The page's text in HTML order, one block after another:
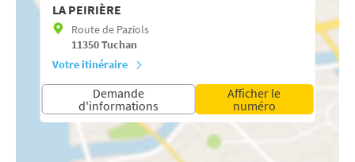
LA PEIRIÈRE
Route de Paziols
11350Tuchan
Votre itinéraire
Demande
d'informations
Afficher le
numéro